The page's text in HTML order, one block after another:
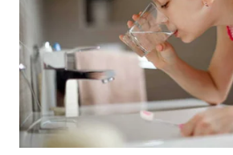
WN
BINTAN
WN
MANDALIKA